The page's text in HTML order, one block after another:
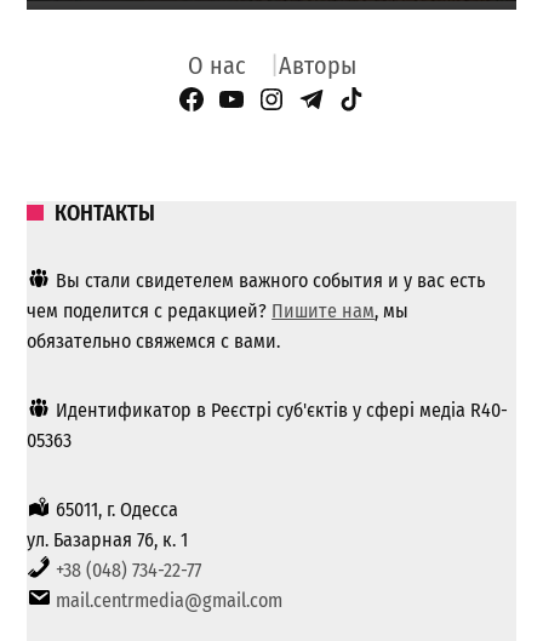
О нас Авторы
Facebook Page
YouTube
Instagram
Telegram
TikTok
КОНТАКТЫ
Вы стали свидетелем важного события и у вас есть
чем поделится с редакцией? Пишите нам, мы
обязательно свяжемся с вами.
Идентификатор в Реєстрі суб'єктів у сфері медіа R40-
05363
65011, г. Одесса
ул. Базарная 76, к. 1
+38 (048) 734-22-77
mail.centrmedia@gmail.com